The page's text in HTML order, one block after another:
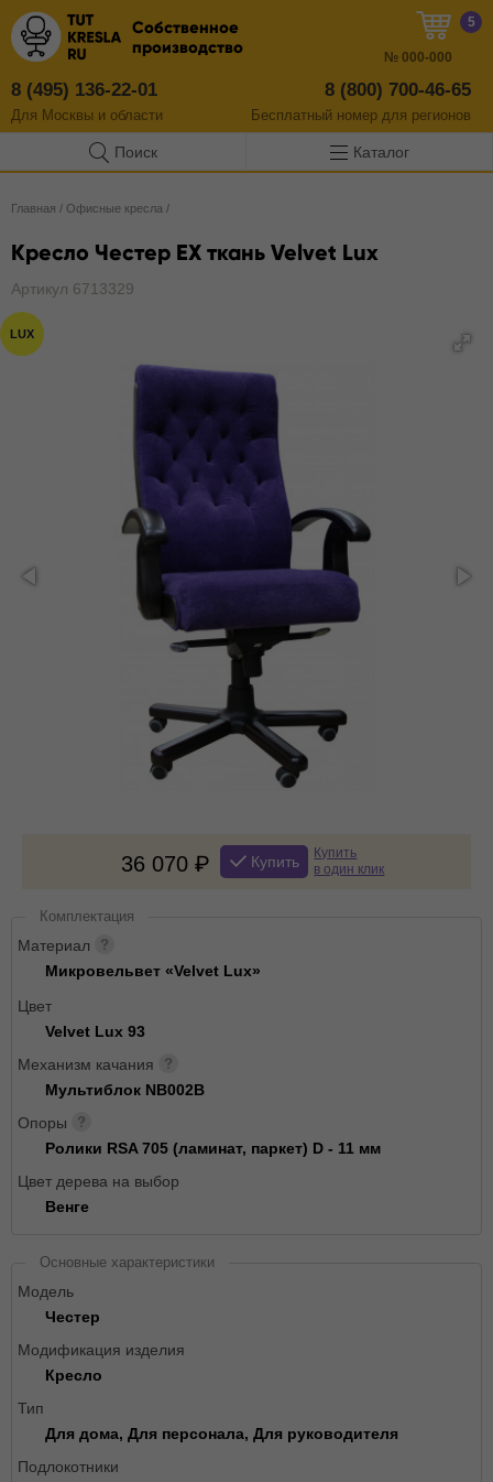
Собственное
производство
8 (495) 136-22-01
Для Москвы и области
8 (800) 700-46-65
Бесплатный номер для регионов
5
№ 000-000
Поиск Каталог
Главная / Офисные кресла /
Кресло Честер EX ткань Velvet Lux
Артикул 6713329
LUX
36 070 Купить
Купить
в один клик
Комплектация
Материал
Микровельвет «Velvet Lux»
Цвет
Velvet Lux 93
Механизм качания
Мультиблок NB002B
Опоры
Ролики RSA 705 (ламинат, паркет) D - 11 мм
Цвет дерева на выбор
Венге
Основные характеристики
Модель
Честер
Модификация изделия
Кресло
Тип
Для дома, Для персонала, Для руководителя
Подлокотники